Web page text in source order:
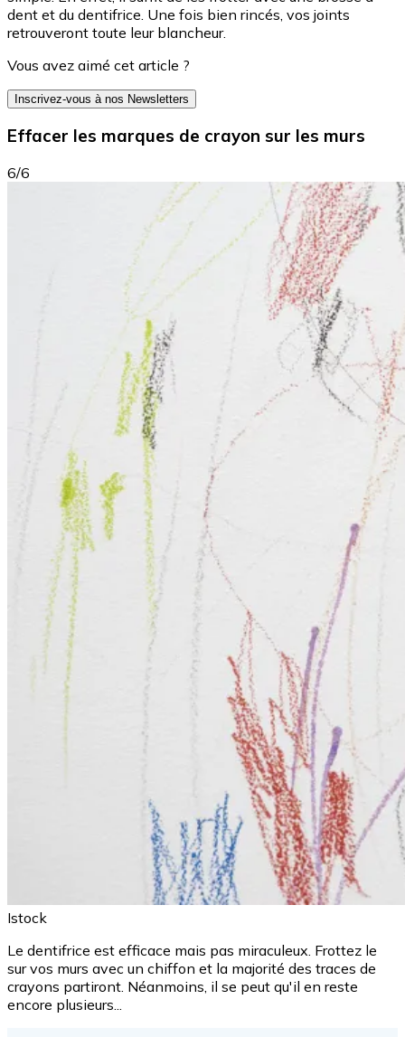
dent et du dentifrice. Une fois bien rincés, vos joints
retrouveront toute leur blancheur.
Vous avez aimé cet article ?
Inscrivez-vous à nos Newsletters
Effacer les marques de crayon sur les murs
6/6
Istock
Le dentifrice est efficace mais pas miraculeux. Frottez le
sur vos murs avec un chiffon et la majorité des traces de
crayons partiront. Néanmoins, il se peut qu'il en reste
encore plusieurs...